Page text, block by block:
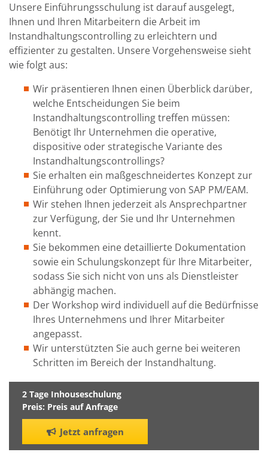
Unsere Einführungsschulung ist darauf ausgelegt,
Ihnen und Ihren Mitarbeitern die Arbeit im
Instandhaltungscontrolling zu erleichtern und
effizienter zu gestalten. Unsere Vorgehensweise sieht
wie folgt aus:
Wir präsentieren Ihnen einen Überblick darüber,
welche Entscheidungen Sie beim
Instandhaltungscontrolling treffen müssen:
Benötigt Ihr Unternehmen die operative,
dispositive oder strategische Variante des
Instandhaltungscontrollings?
Sie erhalten ein maßgeschneidertes Konzept zur
Einführung oder Optimierung von SAP PM/EAM.
Wir stehen Ihnen jederzeit als Ansprechpartner
zur Verfügung, der Sie und Ihr Unternehmen
kennt.
Sie bekommen eine detaillierte Dokumentation
sowie ein Schulungskonzept für Ihre Mitarbeiter,
sodass Sie sich nicht von uns als Dienstleister
abhängig machen.
Der Workshop wird individuell auf die Bedürfnisse
Ihres Unternehmens und Ihrer Mitarbeiter
angepasst.
Wir unterstützten Sie auch gerne bei weiteren
Schritten im Bereich der Instandhaltung.
2 Tage Inhouseschulung
Preis: Preis auf Anfrage
Jetzt anfragen